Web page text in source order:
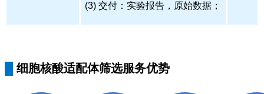
(3) 交付：实验报告，原始数据；
细胞核酸适配体筛选服务优势